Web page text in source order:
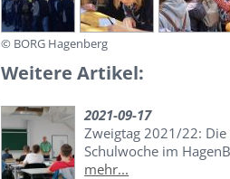
© BORG Hagenberg
Weitere Artikel:
2021-09-17
Zweigtag 2021/22: Die
Schulwoche im
mehr...